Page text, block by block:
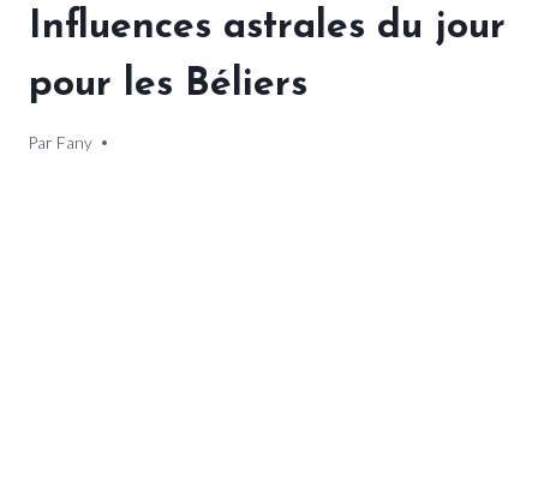
Influences astrales du jour
pour les Béliers
Par Fany
1 mars 2025